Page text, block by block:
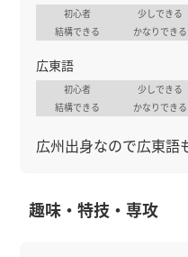
初心者 少しできる
結構できる
かなりできる
広東語
初心者 少しできる
結構できる
かなりできる
広州出身なので広東語
趣味・特技・専攻